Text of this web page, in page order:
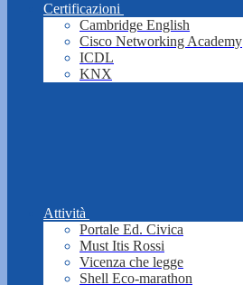
Certificazioni
Cambridge English
Cisco Networking Academy
ICDL
KNX
Attività
Portale Ed. Civica
Must Itis Rossi
Vicenza che legge
Shell Eco-marathon